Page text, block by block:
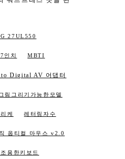
27UL550
인치 MBTI
Digital AV 어댑터
림그리기가능한모델
케 레터링자수
옵티컬 마우스 v2.0
용한키보드